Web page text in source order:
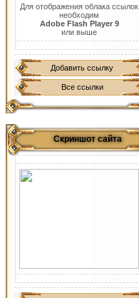
Для отображения облака ссылок
необходим
Adobe Flash Player 9
или выше
Добавить ссылку
Все ссылки
Скриншот сайта